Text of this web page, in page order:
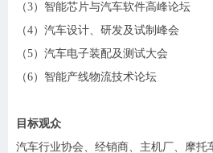
（3）智能芯片与汽车软件高峰论坛
（4）汽车设计、研发及试制峰会
（5）汽车电子装配及测试大会
（6）智能产线物流技术论坛
目标观众
汽车行业协会、经销商、主机厂、摩托